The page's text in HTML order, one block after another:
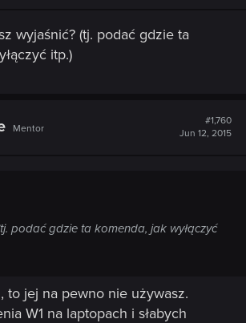
wyjaśnić? (tj. podać gdzie ta
itp.)
Mentor
#1,760
Jun 12, 2015
podać gdzie ta komenda, jak wyłączyć
to jej na pewno nie używasz.
W1 na laptopach i słabych